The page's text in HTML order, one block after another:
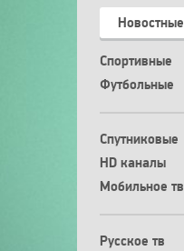
Новостные
Спортивные
Футбольные
Спутниковые
HD каналы
Мобильное тв
Русское тв